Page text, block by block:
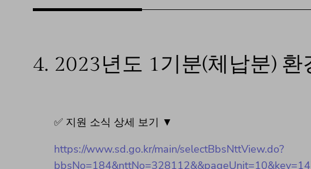
4. 2023년도 1기분(체납분)
✅ 지원 소식 상세 보기 ▼
https://www.sd.go.kr/main/selectBbsNttView.do?